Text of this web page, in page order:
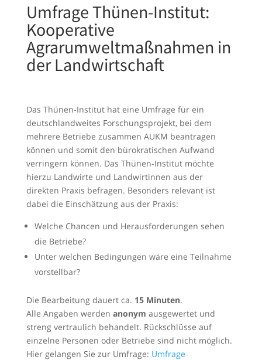
Umfrage Thünen-Institut:
Kooperative
Agrarumweltmaßnahmen in
der Landwirtschaft
Das Thünen-Institut hat eine Umfrage für ein
deutschlandweites Forschungsprojekt, bei dem
mehrere Betriebe zusammen AUKM beantragen
können und somit den bürokratischen Aufwand
verringern können. Das Thünen-Institut möchte
hierzu Landwirte und Landwirtinnen aus der
direkten Praxis befragen. Besonders relevant ist
dabei die Einschätzung aus der Praxis:
Welche Chancen und Herausforderungen sehen
die Betriebe?
Unter welchen Bedingungen wäre eine Teilnahme
vorstellbar?
Die Bearbeitung dauert ca. 15 Minuten.
Alle Angaben werden anonym ausgewertet und
streng vertraulich behandelt. Rückschlüsse auf
einzelne Personen oder Betriebe sind nicht möglich.
Hier gelangen Sie zur Umfrage: Umfrage